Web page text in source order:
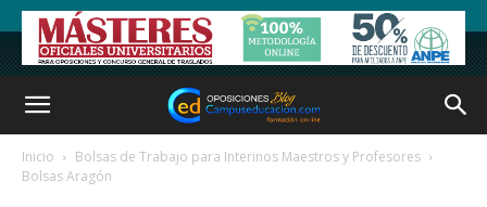
Inicio
Bolsas de Trabajo para Interinos Maestros y Profesores
Bolsas Aragón